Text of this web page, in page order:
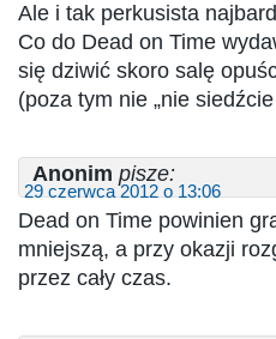
Ale i tak perkusista
Co do Dead on Time
się dziwić skoro salę
(poza tym nie „nie
Anonim pisze:
29 czerwca 2012 o 13:06
Dead on Time powinien
mniejszą, a przy okazji
przez cały czas.